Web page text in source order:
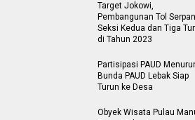
Target Jokowi,
Pembangunan Tol Serpan
Seksi Kedua dan Tiga
di Tahun 2023
Partisipasi PAUD
Bunda PAUD Lebak Siap
Turun ke Desa
Obyek Wisata Pulau